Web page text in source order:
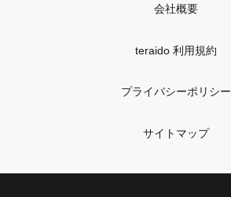
会社概要
teraido 利用規約
プライバシーポリシー
サイトマップ